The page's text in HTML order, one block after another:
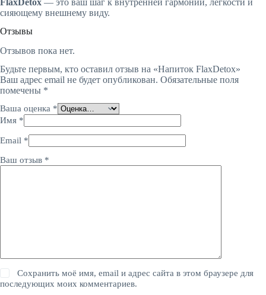
FlaxDetox — это ваш шаг к внутренней гармонии, легкости и
сияющему внешнему виду.
Отзывы
Отзывов пока нет.
Будьте первым, кто оставил отзыв на «Напиток FlaxDetox»
Ваш адрес email не будет опубликован. Обязательные поля
помечены *
Ваша оценка *
Имя *
Email *
Ваш отзыв *
Сохранить моё имя, email и адрес сайта в этом браузере для
последующих моих комментариев.